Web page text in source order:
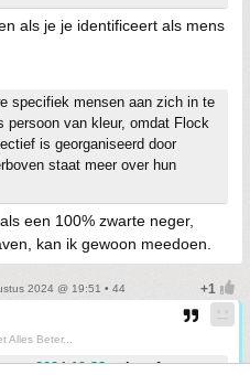
als je je identificeert als mens
specifiek mensen aan zich in te
persoon van kleur, omdat Flock
is georganiseerd door
staat meer over hun
een 100% zwarte neger,
kan ik gewoon meedoen.
2024 @ 19:51 • 44
Alles Beter...
2024 19:38schreef